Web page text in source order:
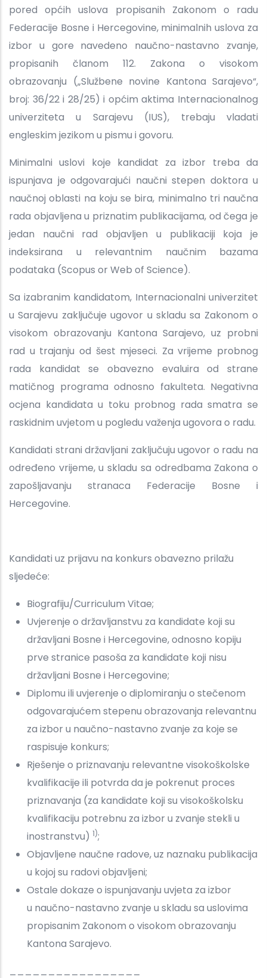
pored općih uslova propisanih Zakonom o radu
Federacije Bosne i Hercegovine, minimalnih uslova za
izbor u gore navedeno naučno-nastavno zvanje,
propisanih članom 112. Zakona o visokom
obrazovanju („Službene novine Kantona Sarajevo“,
broj: 36/22 i 28/25) i općim aktima Internacionalnog
univerziteta u Sarajevu (IUS), trebaju vladati
engleskim jezikom u pismu i govoru.
Minimalni uslovi koje kandidat za izbor treba da
ispunjava je odgovarajući naučni stepen doktora u
naučnoj oblasti na koju se bira, minimalno tri naučna
rada objavljena u priznatim publikacijama, od čega je
jedan naučni rad objavljen u publikaciji koja je
indeksirana u relevantnim naučnim bazama
podataka (Scopus or Web of Science).
Sa izabranim kandidatom, Internacionalni univerzitet
u Sarajevu zaključuje ugovor u skladu sa Zakonom o
visokom obrazovanju Kantona Sarajevo, uz probni
rad u trajanju od šest mjeseci. Za vrijeme probnog
rada kandidat se obavezno evaluira od strane
matičnog programa odnosno fakulteta. Negativna
ocjena kandidata u toku probnog rada smatra se
raskidnim uvjetom u pogledu važenja ugovora o radu.
Kandidati strani državljani zaključuju ugovor o radu na
određeno vrijeme, u skladu sa odredbama Zakona o
zapošljavanju stranaca Federacije Bosne i
Hercegovine.
Kandidati uz prijavu na konkurs obavezno prilažu
sljedeće:
Biografiju/Curriculum Vitae;
Uvjerenje o državljanstvu za kandidate koji su
državljani Bosne i Hercegovine, odnosno kopiju
prve stranice pasoša za kandidate koji nisu
državljani Bosne i Hercegovine;
Diplomu ili uvjerenje o diplomiranju o stečenom
odgovarajućem stepenu obrazovanja relevantnu
za izbor u naučno-nastavno zvanje za koje se
raspisuje konkurs;
Rješenje o priznavanju relevantne visokoškolske
kvalifikacije ili potvrda da je pokrenut proces
priznavanja (za kandidate koji su visokoškolsku
kvalifikaciju potrebnu za izbor u zvanje stekli u
inostranstvu) 1);
Objavljene naučne radove, uz naznaku publikacija
u kojoj su radovi objavljeni;
Ostale dokaze o ispunjavanju uvjeta za izbor
u naučno-nastavno zvanje u skladu sa uslovima
propisanim Zakonom o visokom obrazovanju
Kantona Sarajevo.